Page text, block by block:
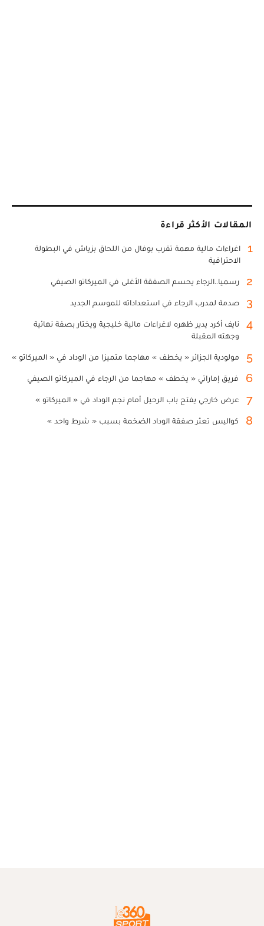
المقالات الأكثر قراءة
1
اغراءات مالية مهمة تقرب بوفال من اللحاق بزياش في البطولة
الاحترافية
2 رسميا..الرجاء يحسم الصفقة الأغلى في الميركاتو الصيفي
3 صدمة لمدرب الرجاء في استعداداته للموسم الجديد
4
نايف أكرد يدير ظهره لاغراءات مالية خليجية ويختار بصفة نهائية
وجهته المقبلة
5 مولودية الجزائر « يخطف » مهاجما متميزا من الوداد في « الميركاتو »
6 فريق إماراتي « يخطف » مهاجما من الرجاء في الميركاتو الصيفي
7 عرض خارجي يفتح باب الرحيل أمام نجم الوداد في « الميركاتو »
8 كواليس تعثر صفقة الوداد الضخمة بسبب « شرط واحد »